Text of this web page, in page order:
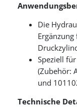
Die
Speziell
(Zubehör:
und
Technische